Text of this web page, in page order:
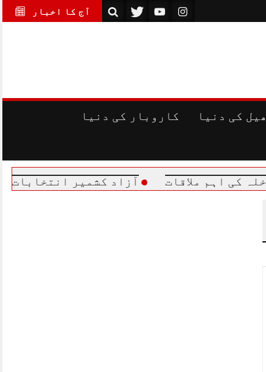
آج کا اخبار
کی دنیا کاروبار کی دنیا
اہم ملاقات آزاد کشمیر انتخابات، ن لیگ نے 14 سیٹوں کے ساتھ میدان مار لیا، پیپلز پارٹی